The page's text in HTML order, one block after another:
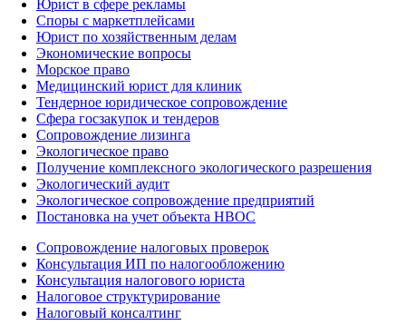
Юрист в сфере рекламы
Споры с маркетплейсами
Юрист по хозяйственным делам
Экономические вопросы
Морское право
Медицинский юрист для клиник
Тендерное юридическое сопровождение
Сфера госзакупок и тендеров
Сопровождение лизинга
Экологическое право
Получение комплексного экологического разрешения
Экологический аудит
Экологическое сопровождение предприятий
Постановка на учет объекта НВОС
Сопровождение налоговых проверок
Консультация ИП по налогообложению
Консультация налогового юриста
Налоговое структурирование
Налоговый консалтинг